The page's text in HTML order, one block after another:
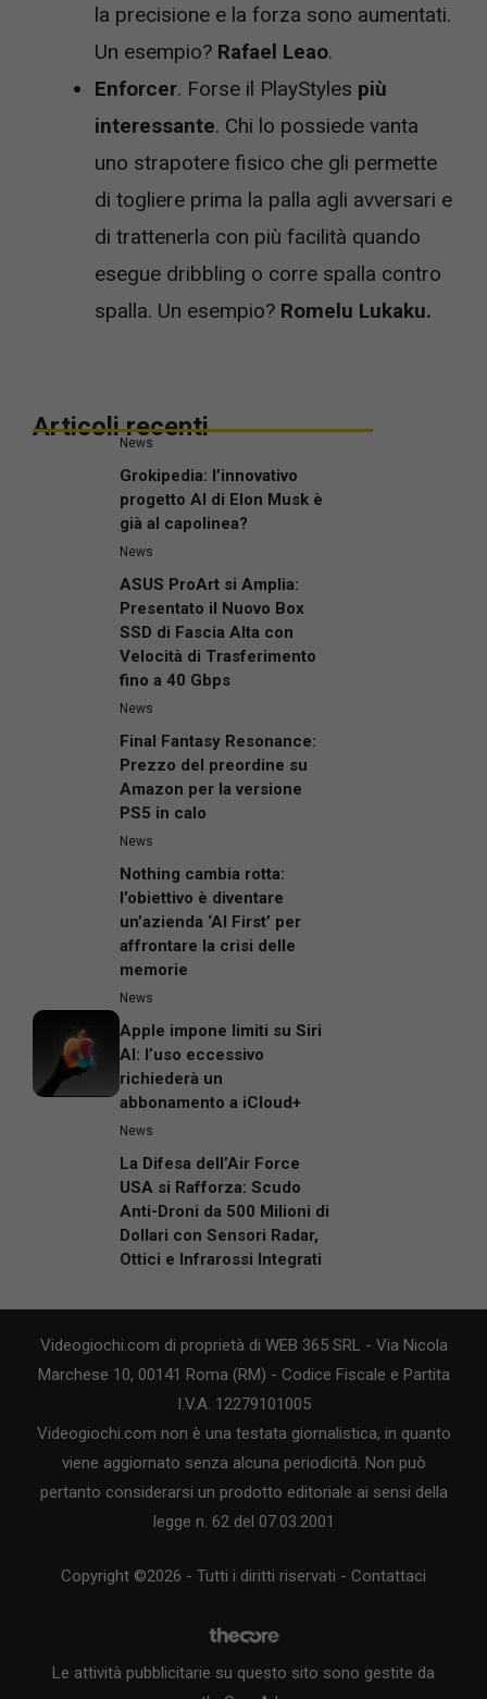
la precisione e la forza sono aumentati.
Un esempio? Rafael Leao.
Enforcer. Forse il PlayStyles più
interessante. Chi lo possiede vanta
uno strapotere fisico che gli permette
di togliere prima la palla agli avversari e
di trattenerla con più facilità quando
esegue dribbling o corre spalla contro
spalla. Un esempio? Romelu Lukaku.
Articoli recenti
News
Grokipedia: l’innovativo
progetto AI di Elon Musk è
già al capolinea?
News
ASUS ProArt si Amplia:
Presentato il Nuovo Box
SSD di Fascia Alta con
Velocità di Trasferimento
fino a 40 Gbps
News
Final Fantasy Resonance:
Prezzo del preordine su
Amazon per la versione
PS5 in calo
News
Nothing cambia rotta:
l’obiettivo è diventare
un’azienda ‘AI First’ per
affrontare la crisi delle
memorie
News
Apple impone limiti su Siri
AI: l’uso eccessivo
richiederà un
abbonamento a iCloud+
News
La Difesa dell’Air Force
USA si Rafforza: Scudo
Anti-Droni da 500 Milioni di
Dollari con Sensori Radar,
Ottici e Infrarossi Integrati
Videogiochi.com di proprietà di WEB 365 SRL - Via Nicola
Marchese 10, 00141 Roma (RM) - Codice Fiscale e Partita
I.V.A. 12279101005
Videogiochi.com non è una testata giornalistica, in quanto
viene aggiornato senza alcuna periodicità. Non può
pertanto considerarsi un prodotto editoriale ai sensi della
legge n. 62 del 07.03.2001
Copyright ©2026 - Tutti i diritti riservati - Contattaci
Le attività pubblicitarie su questo sito sono gestite da